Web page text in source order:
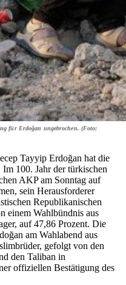
für Erdoğan ungebrochen. (Foto:
Tayyip Erdoğan hat die
100. Jahr der türkischen
AKP am Sonntag auf
sein Herausforderer
Republikanischen
einem Wahlbündnis aus
auf 47,86 Prozent. Die
am Wahlabend aus
gefolgt von den
den Taliban in
offiziellen Bestätigung des